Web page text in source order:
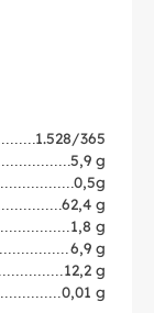
1.528/365
5,9 g
0,5g
62,4 g
1,8 g
6,9 g
12,2 g
0,01 g